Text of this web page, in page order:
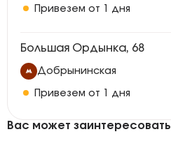
Привезем от 1 дня
Большая Ордынка, 68
Добрынинская
Привезем от 1 дня
Вас может заинтересовать